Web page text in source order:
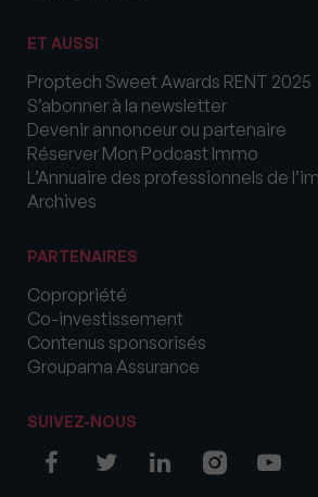
ET AUSSI
Proptech Sweet Awards RENT 2025
S’abonner à la newsletter
Devenir annonceur ou partenaire
Réserver Mon Podcast Immo
L’Annuaire des professionnels de
Archives
PARTENAIRES
Copropriété
Co-investissement
Contenus sponsorisés
Groupama Assurance
SUIVEZ-NOUS